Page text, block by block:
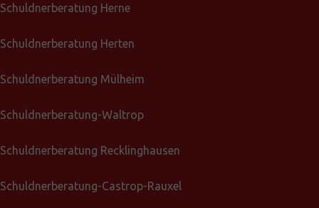
Schuldnerberatung Herne
Schuldnerberatung Herten
Schuldnerberatung Mülheim
Schuldnerberatung-Waltrop
Schuldnerberatung Recklinghausen
Schuldnerberatung-Castrop-Rauxel